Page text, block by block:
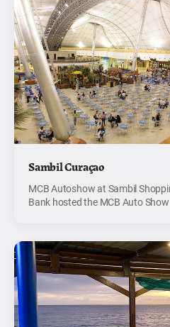
Sambil Curaçao
MCB Autoshow at Sambil
Bank hosted the MCB Auto